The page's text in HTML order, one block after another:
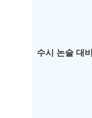
수시 논술 대